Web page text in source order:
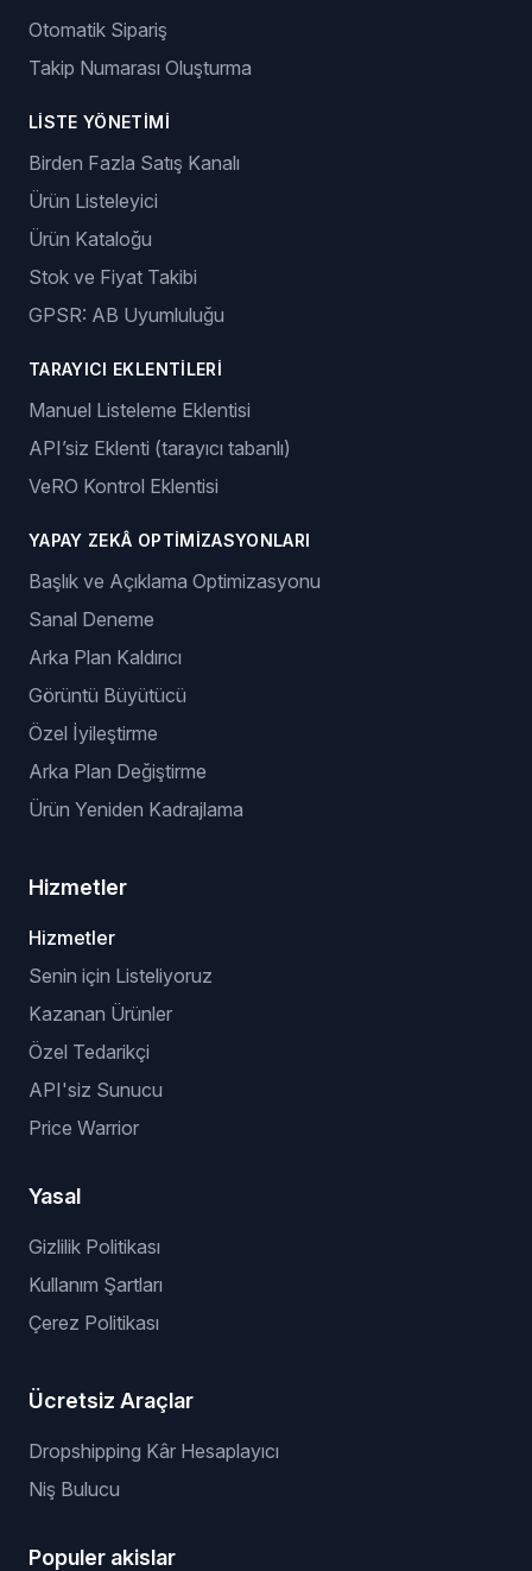
Otomatik Sipariş
Takip Numarası Oluşturma
LISTE YÖNETIMI
Birden Fazla Satış Kanalı
Ürün Listeleyici
Ürün Kataloğu
Stok ve Fiyat Takibi
GPSR: AB Uyumluluğu
TARAYICI EKLENTILERI
Manuel Listeleme Eklentisi
API’siz Eklenti (tarayıcı tabanlı)
VeRO Kontrol Eklentisi
YAPAY ZEKÂ OPTIMIZASYONLARI
Başlık ve Açıklama Optimizasyonu
Sanal Deneme
Arka Plan Kaldırıcı
Görüntü Büyütücü
Özel İyileştirme
Arka Plan Değiştirme
Ürün Yeniden Kadrajlama
Hizmetler
Hizmetler
Senin için Listeliyoruz
Kazanan Ürünler
Özel Tedarikçi
API'siz Sunucu
Price Warrior
Yasal
Gizlilik Politikası
Kullanım Şartları
Çerez Politikası
Ücretsiz Araçlar
Dropshipping Kâr Hesaplayıcı
Niş Bulucu
Populer akislar